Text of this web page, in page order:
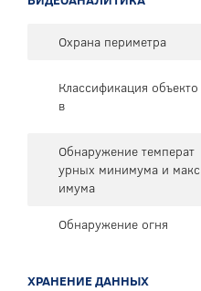
Охрана периметра
Классификация объекто
в
Обнаружение температ
урных минимума и макс
имума
Обнаружение огня
ХРАНЕНИЕ ДАННЫХ